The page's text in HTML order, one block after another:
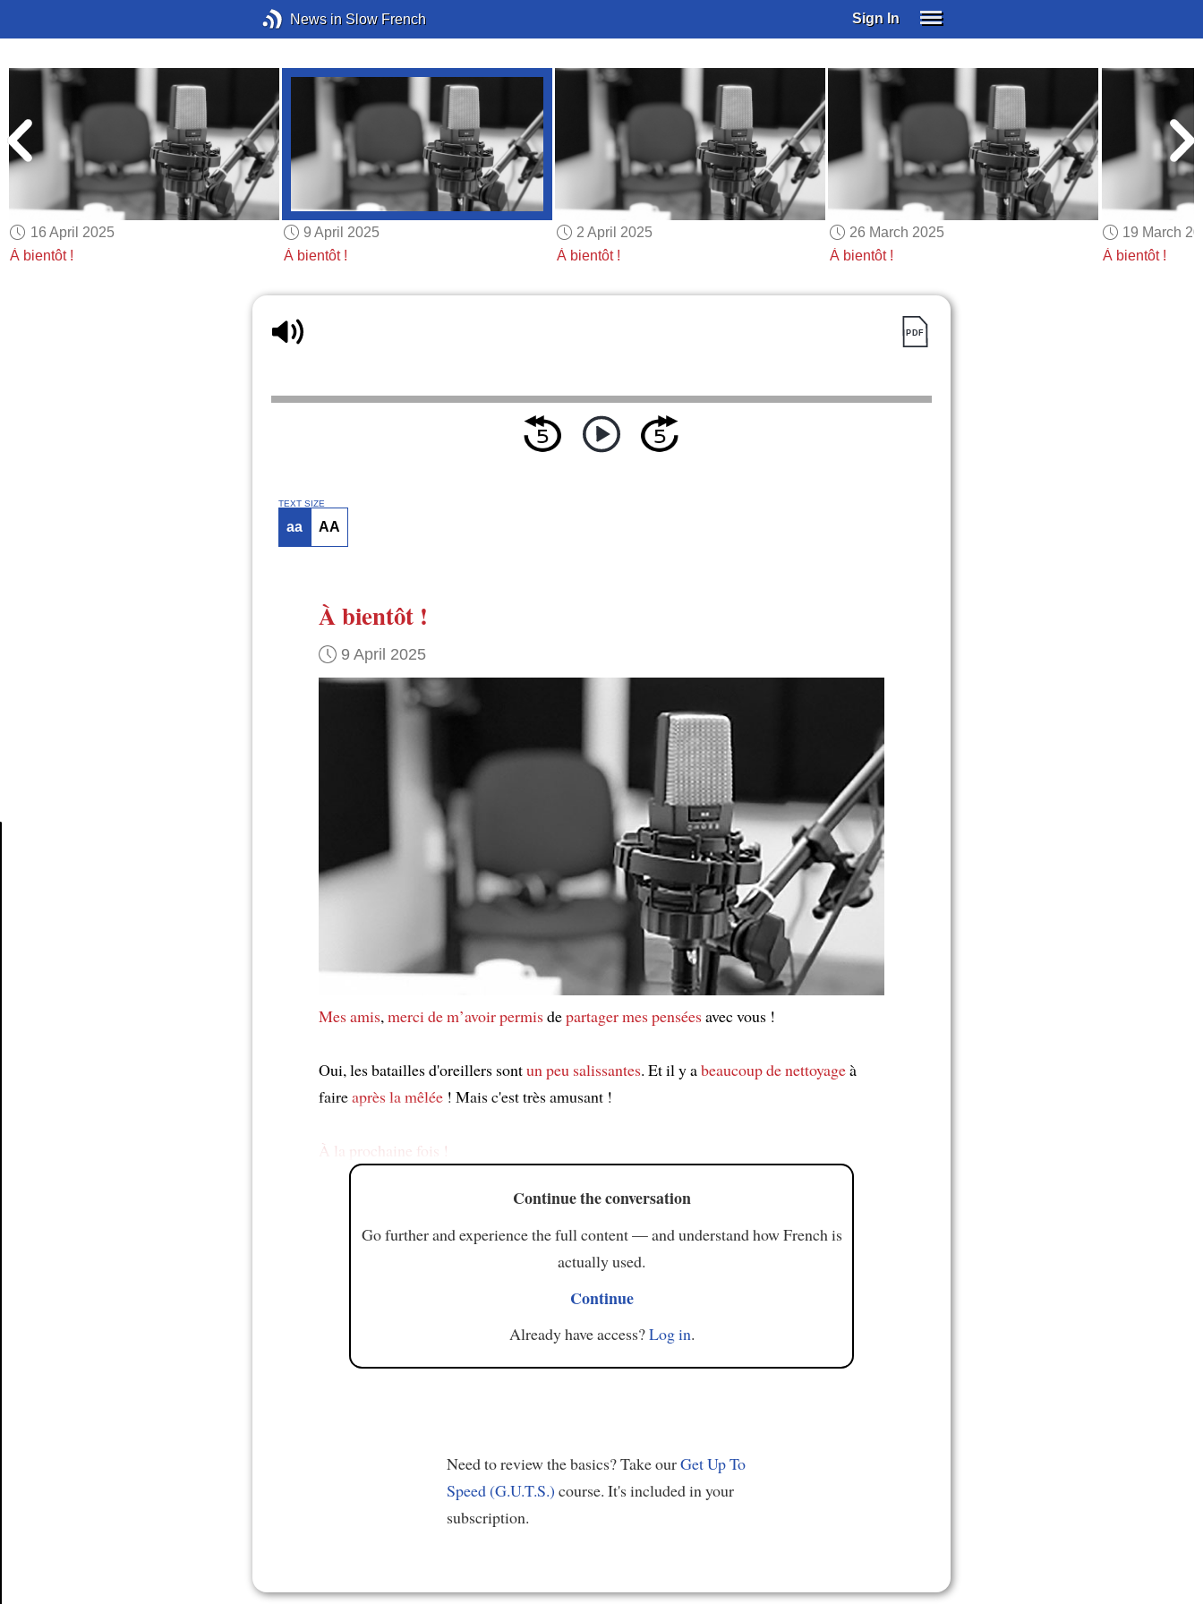
News in Slow French Sign In
SUBSCRIBE
EDUCATIONAL LICENSES
GIFT CARDS
OTHER LANGUAGES
ABOUT US
ALEXA
16 April 2025
À bientôt !
9 April 2025
À bientôt !
2 April 2025
À bientôt !
26 March 2025
À bientôt !
19 March
À bientôt !
TEXT SIZE
aa AA
À bientôt !
9 April 2025
Mes amis, merci de m’avoir permisdepartager mes penséesavec vous !
Oui, les batailles d'oreillers sontun peu salissantes. Et il y abeaucoup de nettoyageà
faireaprès la mêlée ! Mais c'est très amusant !
À la prochaine fois !
Continue the conversation
Go further and experience the full content — and understand how French is
actually used.
Continue
Already have access?Log in.
Need to review the basics? Take ourGet Up To
Speed (G.U.T.S.) course. It's included in your
subscription.